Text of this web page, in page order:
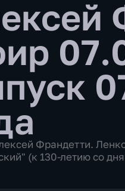
Франдетти.
(к 130-летию со